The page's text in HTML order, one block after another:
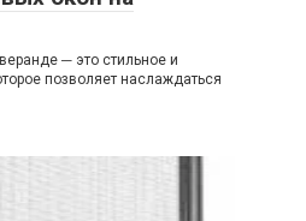
─ это стильное и
позволяет наслаждаться